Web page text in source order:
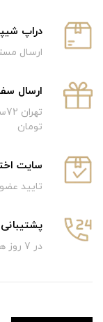
دراپ
ارسال
ارسال
تومان
سایت
تایید
پشتیبانی 24 ساعته
در 7 روز هفته